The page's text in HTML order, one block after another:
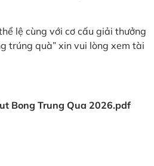
lệ cùng với cơ cấu giải thưởng
trúng quà” xin vui lòng xem tài
Bong Trung Qua 2026.pdf